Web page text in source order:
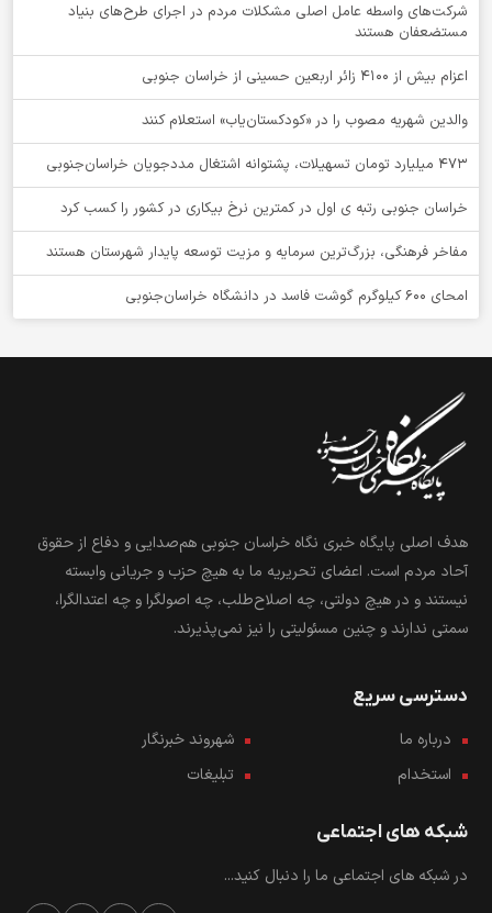
شرکت‌های واسطه عامل اصلی مشکلات مردم در اجرای طرح‌های بنیاد
مستضعفان هستند
اعزام بیش از 4100 زائر اربعین حسینی از خراسان جنوبی
والدین شهریه مصوب را در «کودکستان‌یاب» استعلام کنند
۴۷۳ میلیارد تومان تسهیلات، پشتوانه اشتغال مددجویان خراسان‌جنوبی
خراسان جنوبی رتبه ی اول در کمترین نرخ بیکاری در کشور را کسب کرد
مفاخر فرهنگی، بزرگ‌ترین سرمایه و مزیت توسعه پایدار شهرستان هستند
امحای ۶۰۰ کیلوگرم گوشت فاسد در دانشگاه خراسان‌جنوبی
هدف اصلی پایگاه خبری نگاه خراسان جنوبی هم‌صدایی و دفاع از حقوق
آحاد مردم است. اعضای تحریریه ما به هیچ حزب و جریانی وابسته
نیستند و در هیچ دولتی، چه اصلاح‌طلب، چه اصولگرا و چه اعتدالگرا،
سمتی ندارند و چنین مسئولیتی را نیز نمی‌پذیرند.
دسترسی سریع
درباره ما
شهروند خبرنگار
استخدام
تبلیغات
شبکه های اجتماعی
در شبکه های اجتماعی ما را دنبال کنید...